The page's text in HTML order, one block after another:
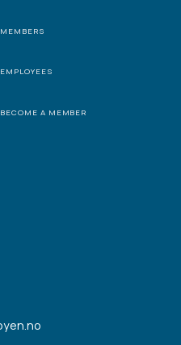
MEMBERS
EMPLOYEES
BECOME A MEMBER